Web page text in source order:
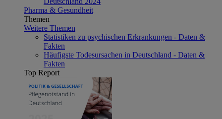
Pharma & Gesundheit
Themen
Weitere Themen
Statistiken zu psychischen Erkrankungen - Daten &
Fakten
Häufigste Todesursachen in Deutschland - Daten &
Fakten
Top Report